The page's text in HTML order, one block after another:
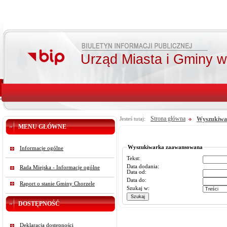
Urząd Miasta i Gminy
MENU GŁÓWNE
Informacje ogólne
Rada Miejska - Informacje ogólne
Raport o stanie Gminy Chorzele
DOSTĘPNOŚĆ
Deklaracja dostępności
Jesteś tutaj: Strona główna
Wyszukiwarka zaawansowana
Tekst:
Data dodania:
Data od:
Data do:
Szukaj w: